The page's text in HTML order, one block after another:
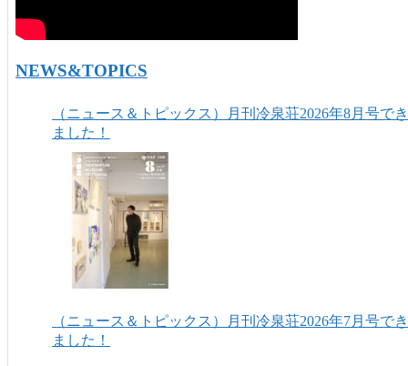
NEWS&TOPICS
（ニュース＆トピックス）月刊冷泉荘2026年8月号でき
ました！
（ニュース＆トピックス）月刊冷泉荘2026年7月号でき
ました！